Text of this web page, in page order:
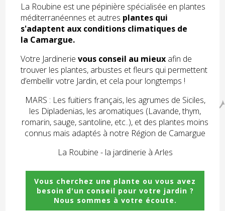
La Roubine est une pépinière spécialisée en plantes
méditerranéennes et autres plantes qui
s'adaptent aux conditions climatiques de
la Camargue.
Votre Jardinerievous conseil au mieux afin de
trouver les plantes, arbustes et fleurs qui permettent
d’embellir votre Jardin, et cela pour longtemps !
MARS : Les fuitiers français, les agrumes de Siciles,
les Dipladenias, les aromatiques (Lavande, thym,
romarin, sauge, santoline, etc..), et des plantes moins
connus mais adaptés à notre Région de Camargue
La Roubine - la jardinerie à Arles
Vous cherchez une plante ou vous avez
besoin d'un conseil pour votre jardin ?
Nous sommes à votre écoute.